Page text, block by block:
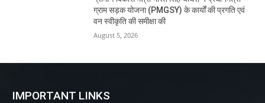
ग्राम सड़क योजना (PMGSY) के कार्यों की प्रगति एवं
वन स्वीकृति की समीक्षा की
August 5, 2026
IMPORTANT LINKS